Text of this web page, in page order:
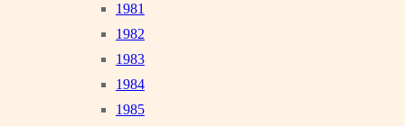
1981
1982
1983
1984
1985